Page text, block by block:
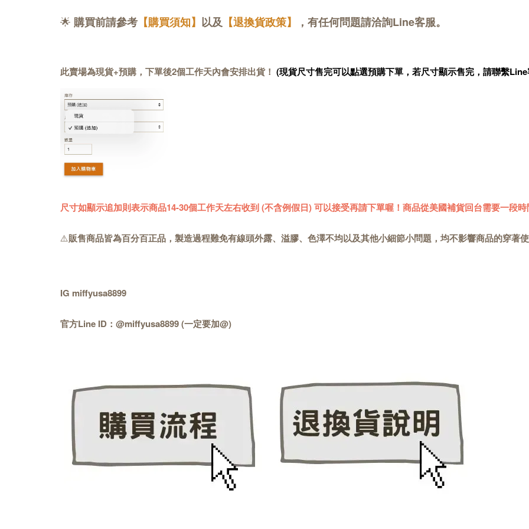
🌟 購買前請參考 【購買須知】 以及 【退換貨政策】 ，有任何問題請洽詢Line客服。
此賣場為現貨+預購，下單後2個工作天內會安排出貨！ (現貨尺寸售完可以點選預購下單，若尺寸顯示售完，請聯繫
尺寸如顯示追加則表示商品14-30個工作天左右收到 (不含例假日) 可以接受再請下單喔！商品從美國補貨回台需要一段
⚠️販售商品皆為百分百正品，製造過程難免有線頭外露、溢膠、色澤不均以及其他小細節小問題，均不影響商品的穿著
IG miffyusa8899
官方Line ID：@miffyusa8899 (一定要加@)